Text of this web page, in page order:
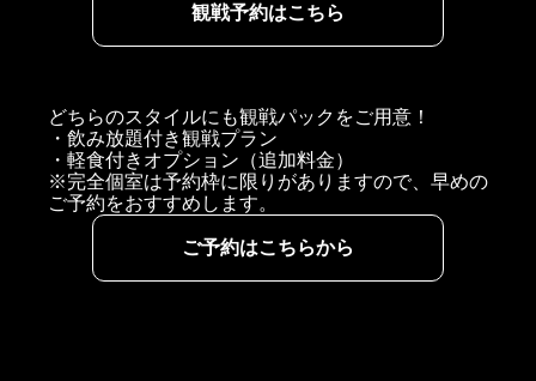
観戦予約はこちら
どちらのスタイルにも観戦パックをご用意！
・飲み放題付き観戦プラン
・軽食付きオプション（追加料金）
※完全個室は予約枠に限りがありますので、早めの
ご予約をおすすめします。
ご予約はこちらから